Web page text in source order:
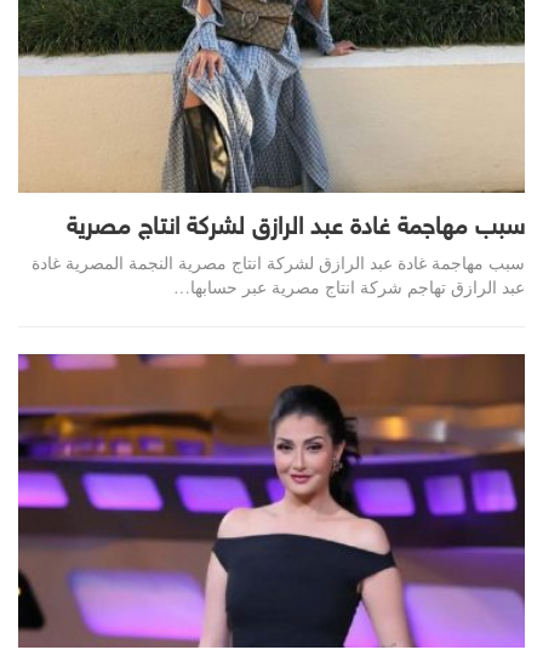
سبب مهاجمة غادة عبد الرازق لشركة انتاج مصرية
سبب مهاجمة غادة عبد الرازق لشركة انتاج مصرية النجمة المصرية غادة
عبد الرازق تهاجم شركة انتاج مصرية عبر حسابها…